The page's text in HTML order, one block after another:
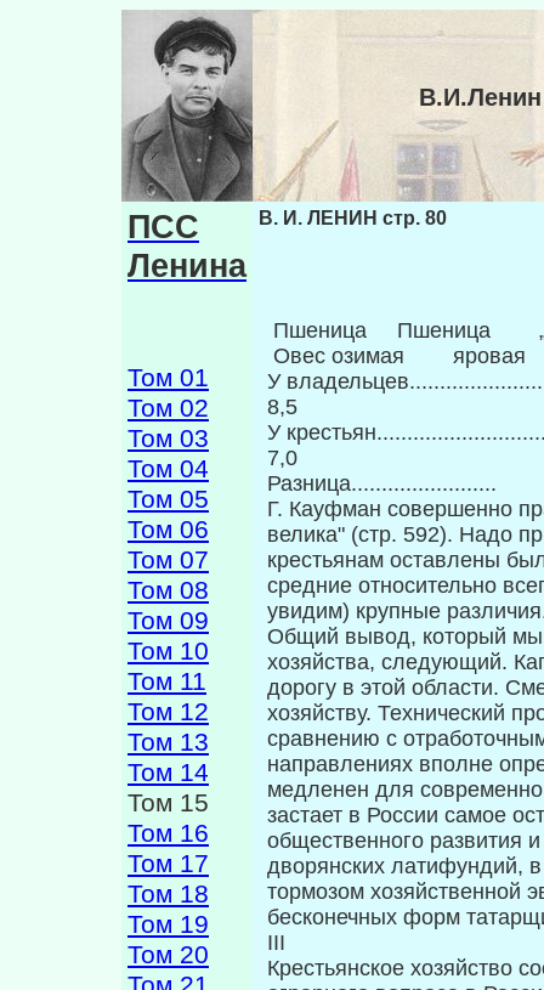
ПСС
Ленина
Том 01
Том 02
Том 03
Том 04
Том 05
Том 06
Том 07
Том 08
Том 09
Том 10
Том 11
Том 12
Том 13
Том 14
Том 15
Том 16
Том 17
Том 18
Том 19
Том 20
В. И. ЛЕНИН стр. 80
Пшеница Пшеница
Овес озимая яровая
У
8,5
У
7,0
Г. Кауфман совершенно
велика" (стр. 592). Надо
крестьянам оставлены
средние относительно
увидим) крупные
Общий вывод, который мы
хозяйст­ва, следующий.
дорогу в этой облас­ти.
хозяйству. Технический
сравнению с
направлениях вполне
медленен для
застает в России самое
общественного разви­тия
дворянских латифундий,
тормозом хозяйственной
бесконечных форм
III
Крестьянское хозяйство